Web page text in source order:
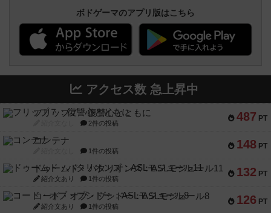
ボドゲーマのアプリ版はこちら
アクセス数 急上昇中
487 PT
フリップ７：復讐心とともに
2件の投稿
148 PT
コンテナ
1件の投稿
132 PT
ドゥームド・バタリオンズ：ASLモジュール11
紹介文あり 1件の投稿
126 PT
コード・オブ・ブシドー：ASLモジュール8
紹介文あり 1件の投稿